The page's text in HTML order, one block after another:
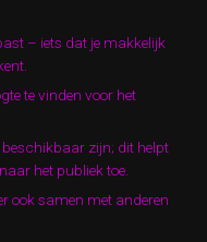
– iets dat je makkelijk
te vinden voor het
beschikbaar zijn; dit helpt
het publiek toe.
ook samen met anderen